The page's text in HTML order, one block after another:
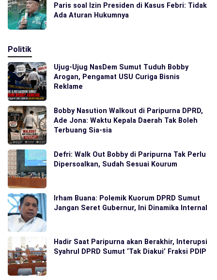
Paris soal Izin Presiden di Kasus Febri: Tidak
Ada Aturan Hukumnya
Politik
Ujug-Ujug NasDem Sumut Tuduh Bobby
Arogan, Pengamat USU Curiga Bisnis
Reklame
Bobby Nasution Walkout di Paripurna DPRD,
Ade Jona: Waktu Kepala Daerah Tak Boleh
Terbuang Sia-sia
Defri: Walk Out Bobby di Paripurna Tak Perlu
Dipersoalkan, Sudah Sesuai Kourum
Irham Buana: Polemik Kuorum DPRD Sumut
Jangan Seret Gubernur, Ini Dinamika Internal
Hadir Saat Paripurna akan Berakhir, Interupsi
Syahrul DPRD Sumut ‘Tak Diakui’ Fraksi PDIP